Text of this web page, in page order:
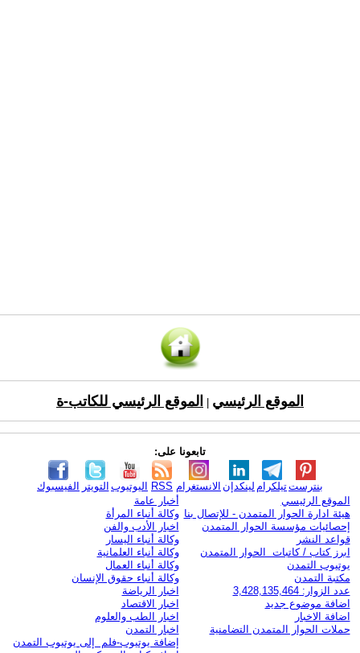
الموقع الرئيسي الموقع الرئيسي للكاتب-ة
تابعونا على:
الفيسبوك التويتر اليوتيوب RSS الانستغرام لينكدإن تيلكرامبنترست
الموقع الرئيسي
هيئة ادارة الحوار المتمدن - للإتصال بنا
إحصائيات مؤسسة الحوار المتمدن
قواعد النشر
ابرز كتاب / كاتبات الحوار المتمدن
يوتيوب التمدن
مكتبة التمدن
عدد الزوار: 3,428,135,464
اضافة موضوع جديد
اضافة الاخبار
حملات الحوار المتمدن التضامنية
أخبار عامة
وكالة أنباء المرأة
اخبار الأدب والفن
وكالة أنباء اليسار
وكالة أنباء العلمانية
وكالة أنباء العمال
وكالة أنباء حقوق الإنسان
اخبار الرياضة
اخبار الاقتصاد
اخبار الطب والعلوم
اخبار التمدن
إضافة يوتيوب-فلم إلى يوتيوب التمدن